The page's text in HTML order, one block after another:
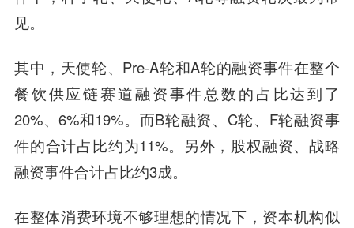
见。
其中，天使轮、Pre-A轮和A轮的融资事件在整个
餐饮供应链赛道融资事件总数的占比达到了
20%、6%和19%。而B轮融资、C轮、F轮融资事
件的合计占比约为11%。另外，股权融资、战略
融资事件合计占比约3成。
在整体消费环境不够理想的情况下，资本机构似